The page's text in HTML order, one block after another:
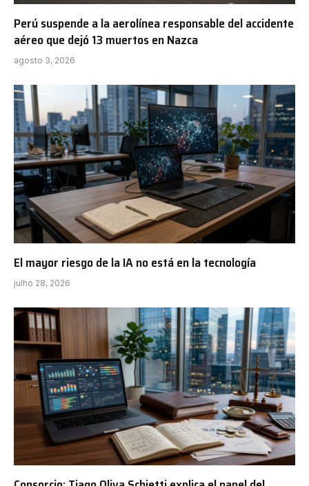
Perú suspende a la aerolínea responsable del accidente
aéreo que dejó 13 muertos en Nazca
agosto 3, 2026
El mayor riesgo de la IA no está en la tecnología
julho 28, 2026